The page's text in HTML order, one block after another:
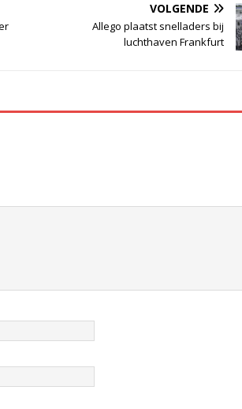
VOLGENDE
Allego plaatst snelladers bij
luchthaven Frankfurt